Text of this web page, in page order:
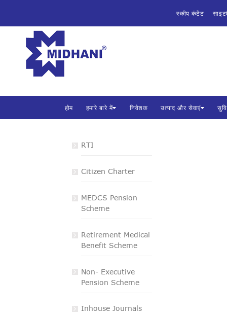
स्कीप कंटेंट
होम हमारे बारे में निवेशक उत्पाद और सेवाएं
सुविधाएं
RTI
Citizen Charter
MEDCS Pension
Scheme
Retirement Medical
Benefit Scheme
Non- Executive
Pension Scheme
Inhouse Journals